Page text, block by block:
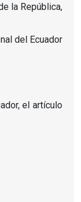
la República,
del Ecuador
el artículo